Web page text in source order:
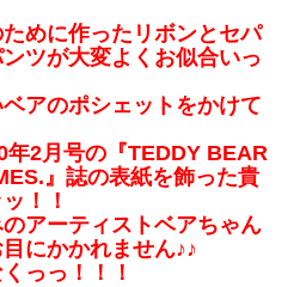
めに作ったリボンとセパ
ツが大変よくお似合いっ
アのポシェットをかけて
年2月号の『TEDDY BEAR
』誌の表紙を飾った貴
！！
アーティストベアちゃん
にかかれません♪♪
っっ！！！